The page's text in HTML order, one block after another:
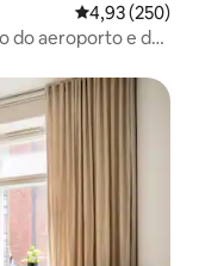
4,93 de uma
4,93 (250)
do aeroporto e do